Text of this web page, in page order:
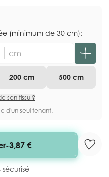
(minimum de 30 cm):
cm
200 cm 500 cm
son tissu ?
d'un seul tenant.
-3,87 €
sécurisé